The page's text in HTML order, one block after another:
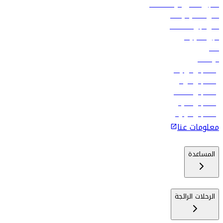
تسجيل الدخول لوكلاء السفر
أدنى أسعار الرحلات
فلاي دبي للعطلات
تأجير السيارات
فنادق
الوظائف
رحلات إلى تبيليسي
رحلات إلى الرياض
رحلات إلى مسقط
رحلات إلى ماليه
رحلات إلى كولومبو
معلومات عنا
المساعدة
الرحلات الرائجة